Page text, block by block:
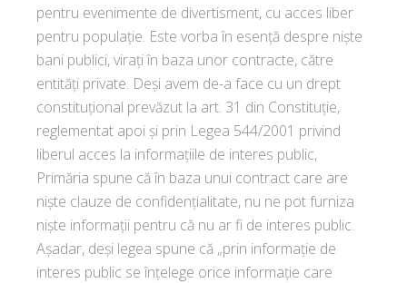
pentru evenimente de divertisment, cu acces liber
pentru populație. Este vorba în esență despre niște
bani publici, virați în baza unor contracte, către
entități private. Deși avem de-a face cu un drept
constituțional prevăzut la art. 31 din Constituție,
reglementat apoi și prin Legea 544/2001 privind
liberul acces la informațiile de interes public,
Primăria spune că în baza unui contract care are
niște clauze de confidențialitate, nu ne pot furniza
niște informații pentru că nu ar fi de interes public.
Așadar, deși legea spune că „prin informaţie de
interes public se înţelege orice informaţie care